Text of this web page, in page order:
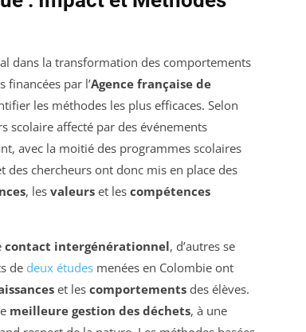
dans la transformation des comportements
financées par l’Agence française de
les méthodes les plus efficaces. Selon
scolaire affecté par des événements
avec la moitié des programmes scolaires
chercheurs ont donc mis en place des
, les valeurs et les compétences
contact intergénérationnel, d’autres se
de deux études menées en Colombie ont
et les comportements des élèves.
meilleure gestion des déchets, à une